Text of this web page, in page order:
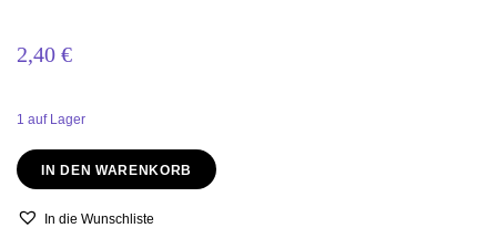
2,40 €
1 auf Lager
Rot
3x2mm
100
IN DEN WARENKORB
In die Wunschliste